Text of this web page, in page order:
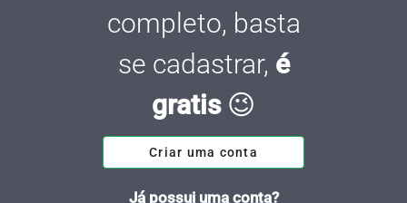
completo, basta
se cadastrar, é
gratis😉
Criar uma conta
Já possui uma conta?